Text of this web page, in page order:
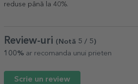
reduse până la 40%.
Review-uri (Notă 5 / 5 )
100% ar recomanda unui prieten
Scrie un review